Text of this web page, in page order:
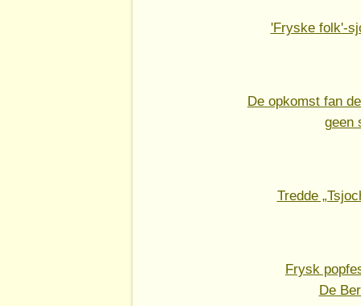
'Fryske folk'-
De opkomst fan
geen
Tredde
Frysk
De